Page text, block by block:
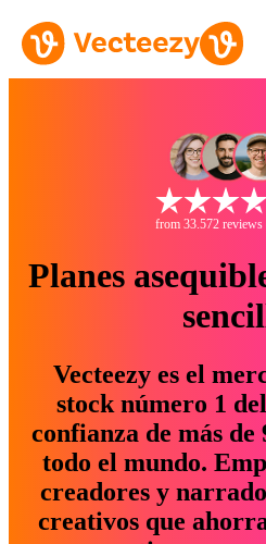
from 33.572
Planes
Vecteezy es el
stock número 1
confianza de más de
todo el mundo.
creadores y
creativos que